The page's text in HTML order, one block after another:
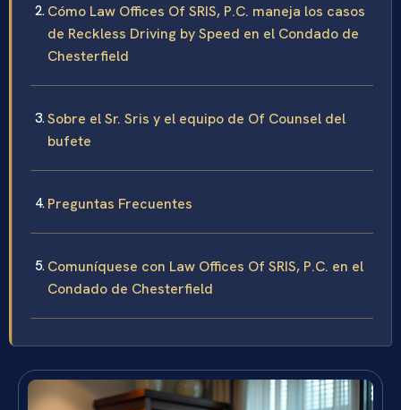
Cómo Law Offices Of SRIS, P.C. maneja los casos
de Reckless Driving by Speed en el Condado de
Chesterfield
Sobre el Sr. Sris y el equipo de Of Counsel del
bufete
Preguntas Frecuentes
Comuníquese con Law Offices Of SRIS, P.C. en el
Condado de Chesterfield